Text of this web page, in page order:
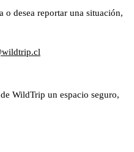
o desea reportar una situación,
WildTrip un espacio seguro,